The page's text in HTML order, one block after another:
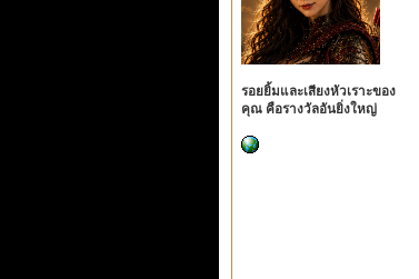
รอยยิ้มและเสียงหัวเราะของ
คุณ คือรางวัลอันยิ่งใหญ่